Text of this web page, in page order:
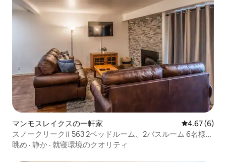
マンモスレイクスの一軒家 レビュー6
4.67 (6)
スノークリーク# 563 2ベッドルーム、2バスルーム 6名様ま
でご宿泊可能！
眺め · 静か · 就寝環境のクオリティ